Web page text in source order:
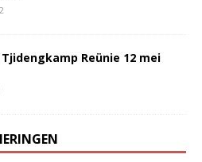
Reünie 12 mei